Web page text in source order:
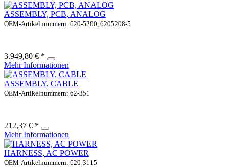
ASSEMBLY, PCB, ANALOG
OEM-Artikelnummern: 620-5200, 6205208-5
3.949,80 € *
Mehr Informationen
ASSEMBLY, CABLE
OEM-Artikelnummern: 62-351
212,37 € *
Mehr Informationen
HARNESS, AC POWER
OEM-Artikelnummern: 620-3115